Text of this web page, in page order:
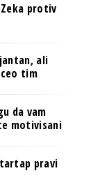
protiv
ali
tim
da vam
motivisani
pravi